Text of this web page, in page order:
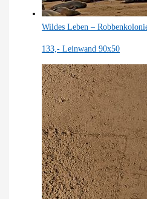
Wildes Leben –
133,- Leinwand 90x50